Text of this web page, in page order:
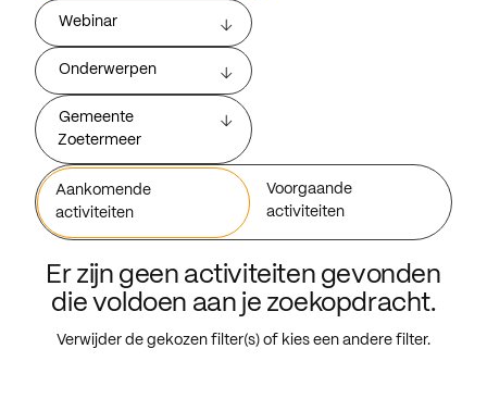
Webinar
Onderwerpen
Gemeente
Zoetermeer
Aankomende
activiteiten
Voorgaande
activiteiten
Er zijn geen activiteiten gevonden
die voldoen aan je zoekopdracht.
Verwijder de gekozen filter(s) of kies een andere filter.